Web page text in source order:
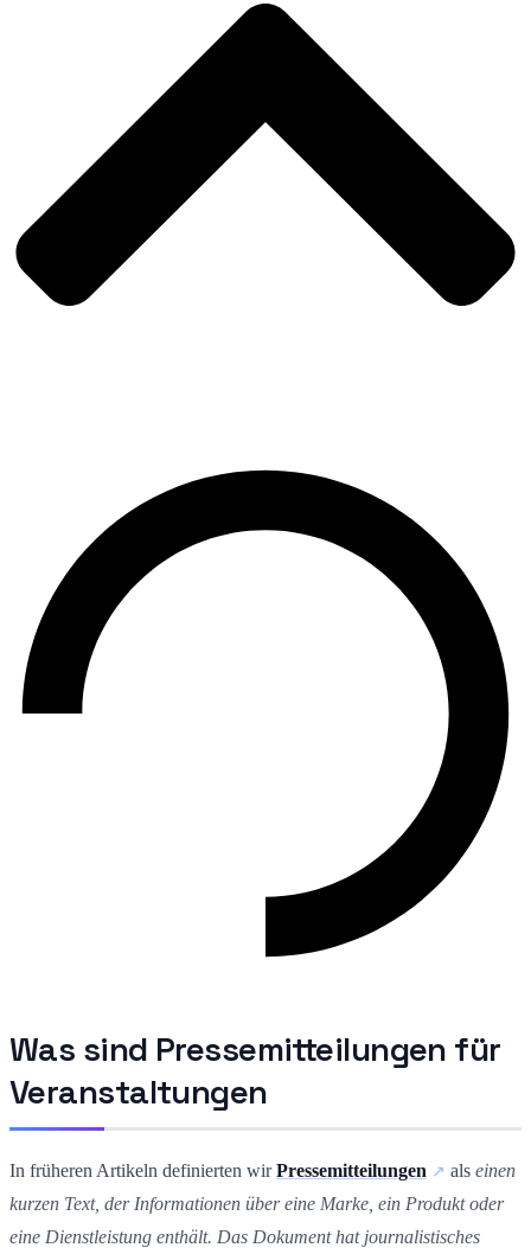
Was sind Pressemitteilungen für
Veranstaltungen
In früheren Artikeln definierten wirPressemitteilungen als einen
kurzen Text, der Informationen über eine Marke, ein Produkt oder
eine Dienstleistung enthält. Das Dokument hat journalistisches